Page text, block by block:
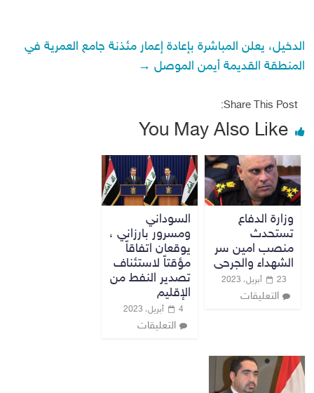
الدخيل، يعلن المباشرة بإعادة إعمار مئذنة جامع العمرية في
المنطقة القديمة أيمن الموصل →
Share This Post:
You May Also Like
وزارة الدفاع
تستحدث
منصب امين سر
الشهداء والجرحى
23 أبريل، 2023
التعليقات
السوداني
ومسرور بارزاني ،
يوقعان اتفاقاً
مؤقتاً لاستئناف
تصدير النفط من
الإقليم
4 أبريل، 2023
التعليقات